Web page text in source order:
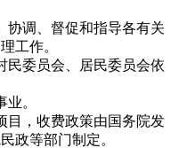
协调、督促和指导各有关
工作。
民委员会、居民委员会依
。
目，收费政策由国务院发
政等部门制定。